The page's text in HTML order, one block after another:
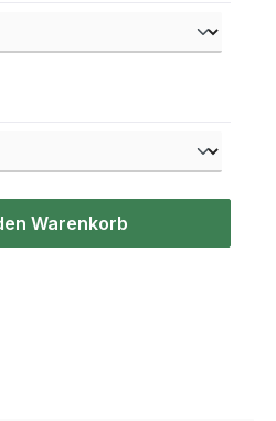
oder benutze die Schaltflächen
Warenkorb